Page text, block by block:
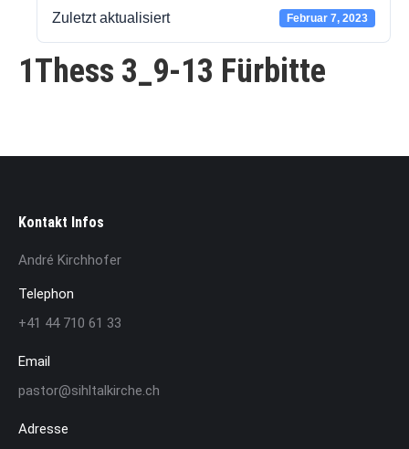
Zuletzt aktualisiert Februar 7, 2023
1Thess 3_9-13 Fürbitte
Kontakt Infos
André Kirchhofer
Telephon
+41 44 710 61 33
Email
pastor@sihltalkirche.ch
Adresse